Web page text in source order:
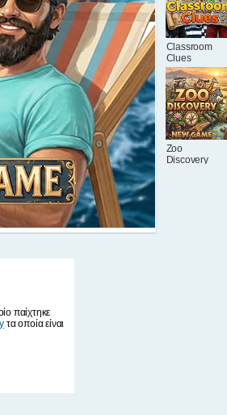
Classroom
Clues
Zoo
Discovery
παίχτηκε
τα οποία είναι